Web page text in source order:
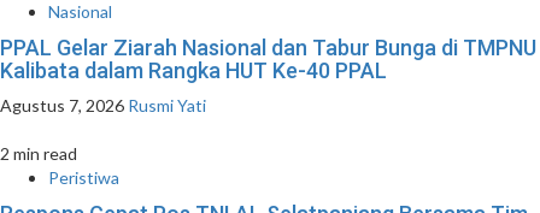
Nasional
PPAL Gelar Ziarah Nasional dan Tabur Bunga di TMPNU
Kalibata dalam Rangka HUT Ke-40 PPAL
Agustus 7, 2026 Rusmi Yati
2 min read
Peristiwa